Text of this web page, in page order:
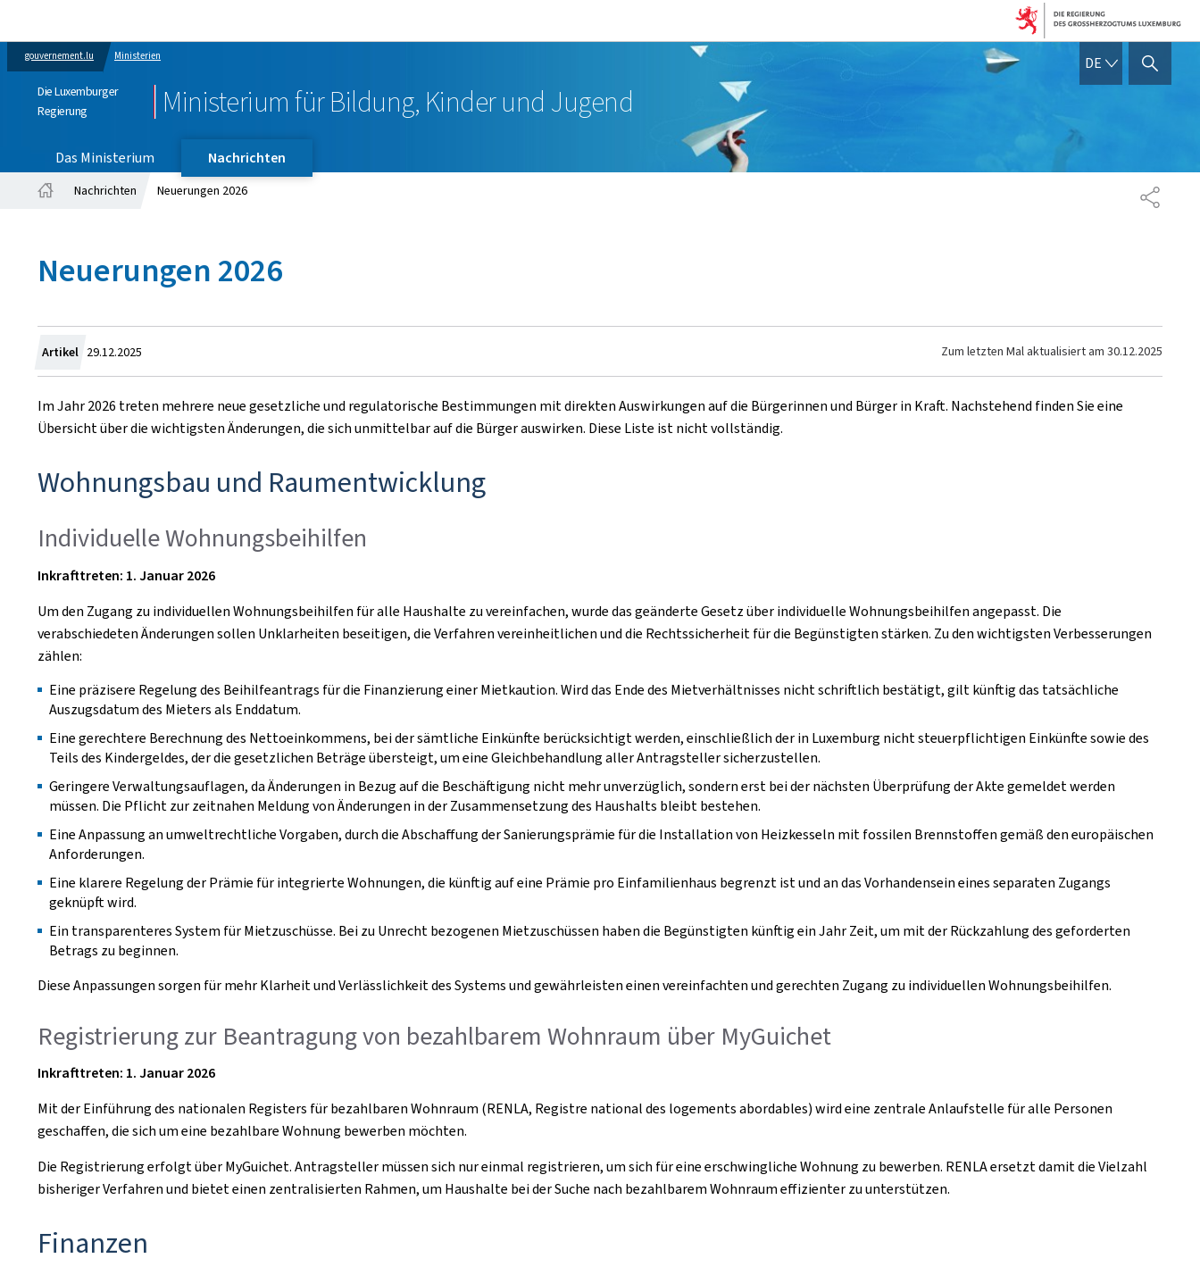
gouvernement.lu Ministerien
Die Luxemburger
Regierung
Ministerium für Bildung, Kinder und Jugend
DE DEUTSCH
SUCHFLED ANZEIGEN /
Das Ministerium
Nachrichten
TEILEN
Nachrichten Neuerungen 2026
Neuerungen 2026
Artikel Zum
29.12.2025 Zum letzten Mal aktualisiert am 30.12.2025
Im Jahr 2026 treten mehrere neue gesetzliche und regulatorische Bestimmungen mit direkten Auswirkungen auf die Bürgerinnen und Bürger in Kraft. Nachstehend finden Sie eine
Übersicht über die wichtigsten Änderungen, die sich unmittelbar auf die Bürger auswirken. Diese Liste ist nicht vollständig.
Wohnungsbau und Raumentwicklung
Individuelle Wohnungsbeihilfen
Inkrafttreten: 1. Januar 2026
Um den Zugang zu individuellen Wohnungsbeihilfen für alle Haushalte zu vereinfachen, wurde das geänderte Gesetz über individuelle Wohnungsbeihilfen angepasst. Die
verabschiedeten Änderungen sollen Unklarheiten beseitigen, die Verfahren vereinheitlichen und die Rechtssicherheit für die Begünstigten stärken. Zu den wichtigsten Verbesserungen
zählen:
Eine präzisere Regelung des Beihilfeantrags für die Finanzierung einer Mietkaution. Wird das Ende des Mietverhältnisses nicht schriftlich bestätigt, gilt künftig das tatsächliche
Auszugsdatum des Mieters als Enddatum.
Eine gerechtere Berechnung des Nettoeinkommens, bei der sämtliche Einkünfte berücksichtigt werden, einschließlich der in Luxemburg nicht steuerpflichtigen Einkünfte sowie des
Teils des Kindergeldes, der die gesetzlichen Beträge übersteigt, um eine Gleichbehandlung aller Antragsteller sicherzustellen.
Geringere Verwaltungsauflagen, da Änderungen in Bezug auf die Beschäftigung nicht mehr unverzüglich, sondern erst bei der nächsten Überprüfung der Akte gemeldet werden
müssen. Die Pflicht zur zeitnahen Meldung von Änderungen in der Zusammensetzung des Haushalts bleibt bestehen.
Eine Anpassung an umweltrechtliche Vorgaben, durch die Abschaffung der Sanierungsprämie für die Installation von Heizkesseln mit fossilen Brennstoffen gemäß den europäischen
Anforderungen.
Eine klarere Regelung der Prämie für integrierte Wohnungen, die künftig auf eine Prämie pro Einfamilienhaus begrenzt ist und an das Vorhandensein eines separaten Zugangs
geknüpft wird.
Ein transparenteres System für Mietzuschüsse. Bei zu Unrecht bezogenen Mietzuschüssen haben die Begünstigten künftig ein Jahr Zeit, um mit der Rückzahlung des geforderten
Betrags zu beginnen.
Diese Anpassungen sorgen für mehr Klarheit und Verlässlichkeit des Systems und gewährleisten einen vereinfachten und gerechten Zugang zu individuellen Wohnungsbeihilfen.
Registrierung zur Beantragung von bezahlbarem Wohnraum über MyGuichet
Inkrafttreten: 1. Januar 2026
Mit der Einführung des nationalen Registers für bezahlbaren Wohnraum (RENLA, Registre national des logements abordables) wird eine zentrale Anlaufstelle für alle Personen
geschaffen, die sich um eine bezahlbare Wohnung bewerben möchten.
Die Registrierung erfolgt über MyGuichet. Antragsteller müssen sich nur einmal registrieren, um sich für eine erschwingliche Wohnung zu bewerben. RENLA ersetzt damit die Vielzahl
bisheriger Verfahren und bietet einen zentralisierten Rahmen, um Haushalte bei der Suche nach bezahlbarem Wohnraum effizienter zu unterstützen.
Finanzen